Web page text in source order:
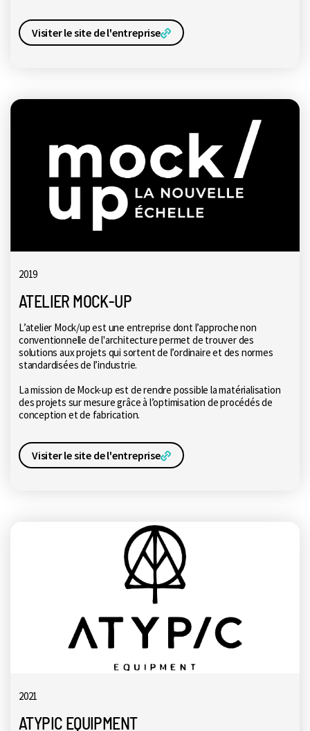
Visiter le site de l'entreprise
2019
ATELIER MOCK-UP
L’atelier Mock/up est une entreprise dont l’approche non
conventionnelle de l'architecture permet de trouver des
solutions aux projets qui sortent de l’ordinaire et des normes
standardisées de l’industrie.
La mission de Mock-up est de rendre possible la matérialisation
des projets sur mesure grâce à l’optimisation de procédés de
conception et de fabrication.
Visiter le site de l'entreprise
2021
ATYPIC EQUIPMENT